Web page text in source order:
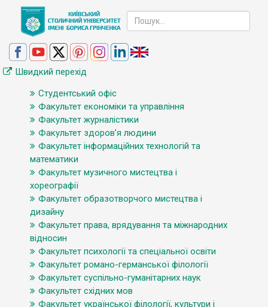
Швидкий перехід
Студентський офіс
Факультет економіки та управління
Факультет журналістики
Факультет здоров’я людини
Факультет інформаційних технологій та
математики
Факультет музичного мистецтва і
хореографії
Факультет образотворчого мистецтва і
дизайну
Факультет права, врядування та міжнародних
відносин
Факультет психології та спеціальної освіти
Факультет романо-германської філології
Факультет суспільно-гуманітарних наук
Факультет східних мов
Факультет української філології, культури і